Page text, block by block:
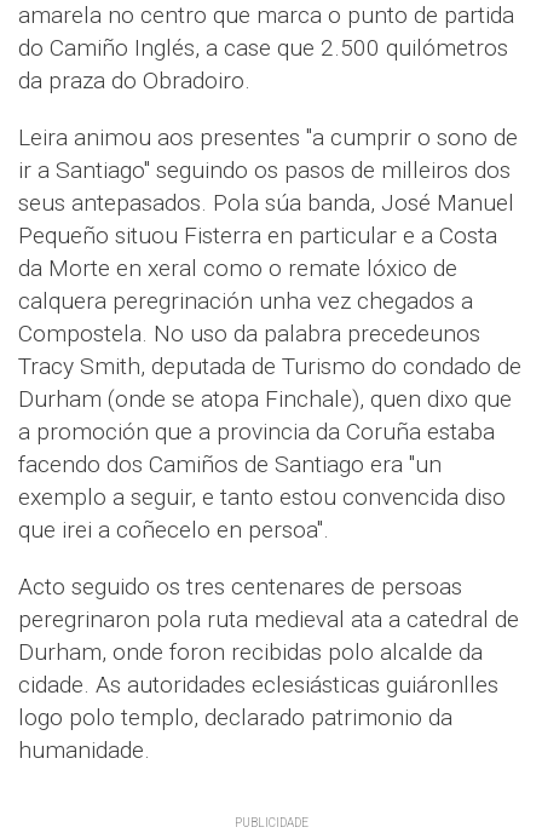
amarela no centro que marca o punto de partida
do Camiño Inglés, a case que 2.500 quilómetros
da praza do Obradoiro.
Leira animou aos presentes "a cumprir o sono de
ir a Santiago" seguindo os pasos de milleiros dos
seus antepasados. Pola súa banda, José Manuel
Pequeño situou Fisterra en particular e a Costa
da Morte en xeral como o remate lóxico de
calquera peregrinación unha vez chegados a
Compostela. No uso da palabra precedeunos
Tracy Smith, deputada de Turismo do condado de
Durham (onde se atopa Finchale), quen dixo que
a promoción que a provincia da Coruña estaba
facendo dos Camiños de Santiago era "un
exemplo a seguir, e tanto estou convencida diso
que irei a coñecelo en persoa".
Acto seguido os tres centenares de persoas
peregrinaron pola ruta medieval ata a catedral de
Durham, onde foron recibidas polo alcalde da
cidade. As autoridades eclesiásticas guiáronlles
logo polo templo, declarado patrimonio da
humanidade.